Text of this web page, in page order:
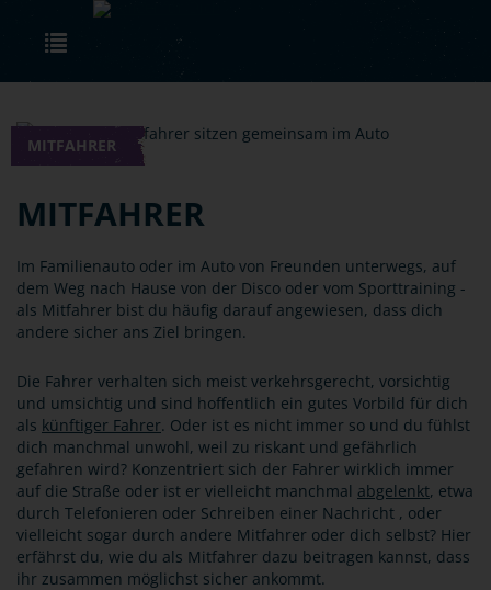
Skip to main content
MITFAHRER
MITFAHRER
Im Familienauto oder im Auto von Freunden unterwegs, auf
dem Weg nach Hause von der Disco oder vom Sporttraining -
als Mitfahrer bist du häufig darauf angewiesen, dass dich
andere sicher ans Ziel bringen.
Die Fahrer verhalten sich meist verkehrsgerecht, vorsichtig
und umsichtig und sind hoffentlich ein gutes Vorbild für dich
als künftiger Fahrer. Oder ist es nicht immer so und du fühlst
dich manchmal unwohl, weil zu riskant und gefährlich
gefahren wird? Konzentriert sich der Fahrer wirklich immer
auf die Straße oder ist er vielleicht manchmal abgelenkt, etwa
durch Telefonieren oder Schreiben einer Nachricht , oder
vielleicht sogar durch andere Mitfahrer oder dich selbst? Hier
erfährst du, wie du als Mitfahrer dazu beitragen kannst, dass
ihr zusammen möglichst sicher ankommt.